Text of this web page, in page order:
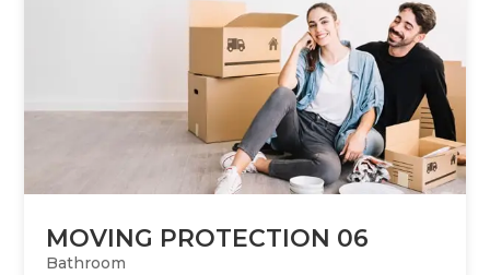
MOVING PROTECTION 06
Bathroom